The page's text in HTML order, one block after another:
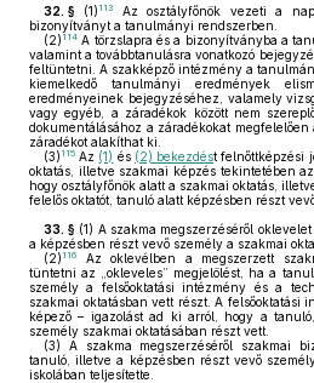
32. § (1) 113
Az osztályfőnök vezeti a
bizonyítványt a tanulmányi rendszerben.
(2) 114 A törzslapra és a bizonyítványba a
valamint a továbbtanulásra vonatkozó
feltüntetni. A szakképző intézmény a
kiemelkedő tanulmányi eredmények
eredményeinek bejegyzéséhez, valamely
vagy egyéb, a záradékok között nem
dokumentálásához a záradékokat
záradékot alakíthat ki.
(3) 115 Az (1) és (2) bekezdést felnőttképzési
oktatás, illetve szakmai képzés tekintetében
hogy osztályfőnök alatt a szakmai oktatás,
felelős oktatót, tanuló alatt képzésben részt
33. § (1) A szakma megszerzéséről
a képzésben részt vevő személy a szakmai
(2) 116
Az oklevélben a megszerzett
tüntetni az „okleveles” megjelölést, ha a
személy a felsőoktatási intézmény és a
szakmai oktatásban vett részt. A felsőoktatási
képező – igazolást ad ki arról, hogy a
személy szakmai oktatásában részt vett.
(3) A szakma megszerzéséről szakmai
tanuló, illetve a képzésben részt vevő
iskolában teljesítette.